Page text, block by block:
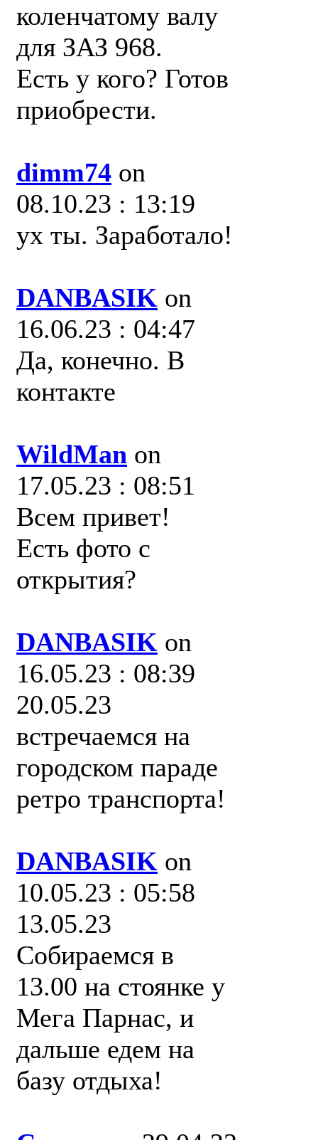
коленчатому валу
для ЗАЗ 968.
Есть у кого? Готов
приобрести.
dimm74 on
08.10.23 : 13:19
ух ты. Заработало!
DANBASIK on
16.06.23 : 04:47
Да, конечно. В
контакте
WildMan on
17.05.23 : 08:51
Всем привет!
Есть фото с
открытия?
DANBASIK on
16.05.23 : 08:39
20.05.23
встречаемся на
городском параде
ретро транспорта!
DANBASIK on
10.05.23 : 05:58
13.05.23
Собираемся в
13.00 на стоянке у
Мега Парнас, и
дальше едем на
базу отдыха!